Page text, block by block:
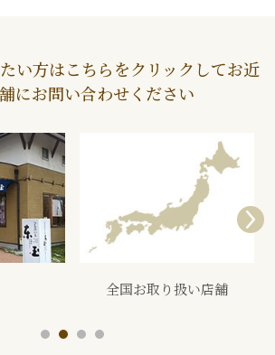
い方はこちらをクリックしてお近
にお問い合わせください
店舗 展示会